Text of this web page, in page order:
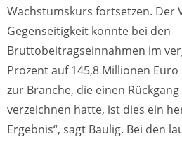
Wachstumskurs fortsetzen. Der
Gegenseitigkeit konnte bei den
Bruttobeitragseinnahmen im
Prozent auf 145,8 Millionen Euro
zur Branche, die einen
verzeichnen hatte, ist dies ein
Ergebnis“, sagt Baulig. Bei den